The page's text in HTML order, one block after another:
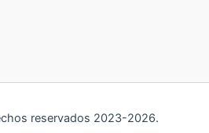
reservados 2023-2026.